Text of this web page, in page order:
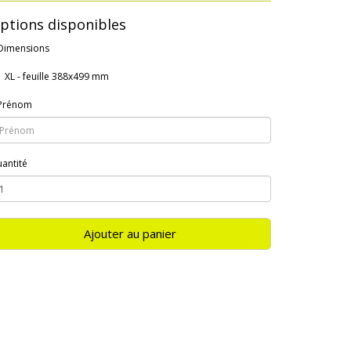
disponibles
XL - feuille 388x499 mm
Ajouter au panier